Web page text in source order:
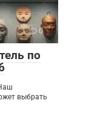
0
по
выбрать